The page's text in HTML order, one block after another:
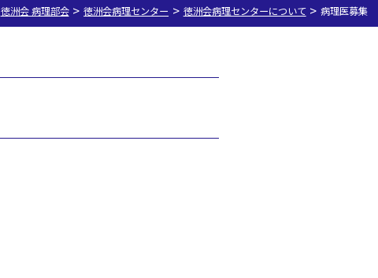
徳洲会 病理部会 > 徳洲会病理センター > 徳洲会病理センターについて > 病理医募集